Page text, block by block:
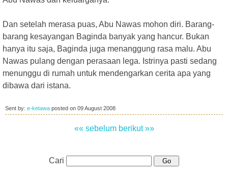
Dan setelah merasa puas, Abu Nawas mohon diri. Barang-
barang kesayangan Baginda banyak yang hancur. Bukan
hanya itu saja, Baginda juga menanggung rasa malu. Abu
Nawas pulang dengan perasaan lega. Istrinya pasti sedang
menunggu di rumah untuk mendengarkan cerita apa yang
dibawa dari istana.
Sent by: e-ketawa posted on 09 August 2008
«« sebelum berikut »»
Cari